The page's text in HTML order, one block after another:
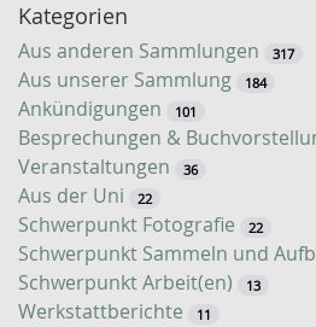
S
u
c
h
e
Kategorien
Aus anderen Sammlungen 317
Aus unserer Sammlung 184
Ankündigungen 101
Besprechungen &
Veranstaltungen 36
Aus der Uni 22
Schwerpunkt Fotografie 22
Schwerpunkt Sammeln und
Schwerpunkt Arbeit(en) 13
Werkstattberichte 11